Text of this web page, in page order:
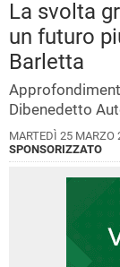
La svolta
un futuro
Barletta
Dibenedetto
MARTEDÌ 25 MARZO
SPONSORIZZATO